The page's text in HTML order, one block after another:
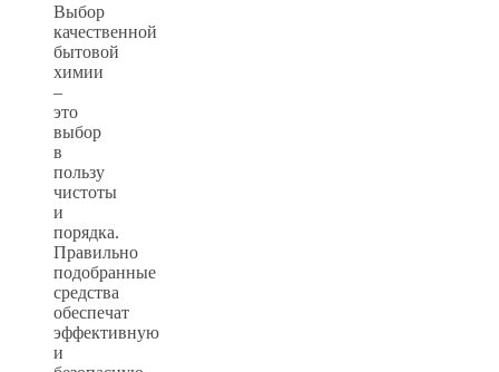
Выбор
качественной
бытовой
химии
–
это
выбор
в
пользу
чистоты
и
порядка.
Правильно
подобранные
средства
обеспечат
эффективную
и